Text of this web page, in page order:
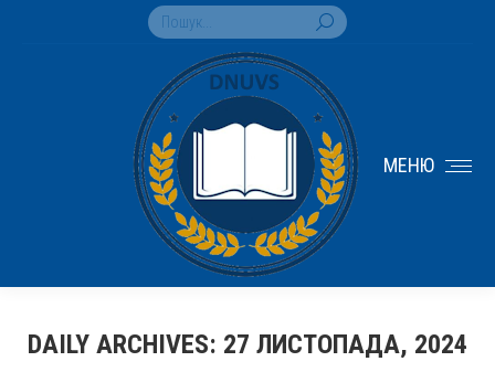
Search:
МЕНЮ
DAILY ARCHIVES: 27 ЛИСТОПАДА, 2024